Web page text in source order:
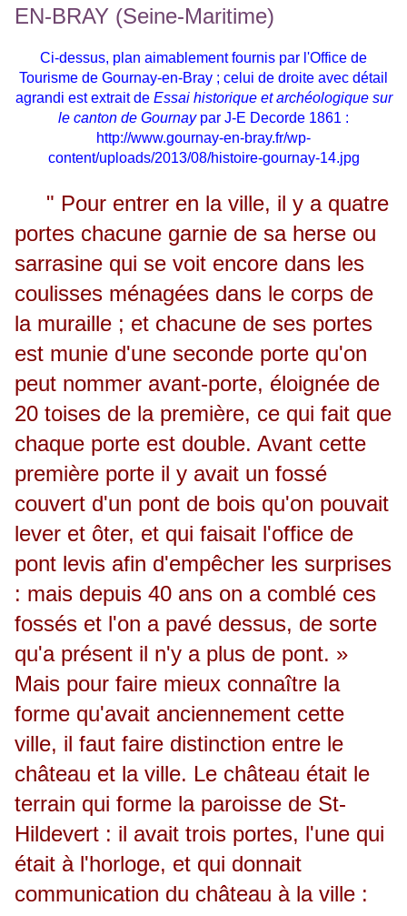
Ci-dessus, plan aimablement fournis par l'Office de
Tourisme de Gournay-en-Bray ; celui de droite avec détail
agrandi est extrait de Essai historique et archéologique sur
le canton de Gournaypar J-E Decorde 1861 :
http://www.gournay-en-bray.fr/wp-
content/uploads/2013/08/histoire-gournay-14.jpg
" Pour entrer en la ville, il y a quatre
portes chacune garnie de sa herse ou
sarrasine qui se voit encore dans les
coulisses ménagées dans le corps de
la muraille ; et chacune de ses portes
est munie d'une seconde porte qu'on
peut nommer avant-porte, éloignée de
20 toises de la première, ce qui fait que
chaque porte est double. Avant cette
première porte il y avait un fossé
couvert d'un pont de bois qu'on pouvait
lever et ôter, et qui faisait l'office de
pont levis afin d'empêcher les surprises
: mais depuis 40 ans on a comblé ces
fossés et l'on a pavé dessus, de sorte
qu'a présent il n'y a plus de pont. »
Mais pour faire mieux connaître la
forme qu'avait anciennement cette
ville, il faut faire distinction entre le
château et la ville. Le château était le
terrain qui forme la paroisse de St-
Hildevert : il avait trois portes, l'une qui
était à l'horloge, et qui donnait
communication du château à la ville :